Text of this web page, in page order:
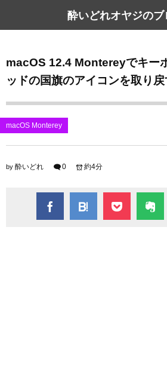
酔いどれオヤジの
macOS 12.4 Montereyでキー
ッドの国旗のアイコンを取り戻
macOS Monterey
by 酔いどれ 0 約4分